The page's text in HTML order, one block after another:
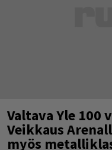
Valtava Yle 100
Veikkaus
myös